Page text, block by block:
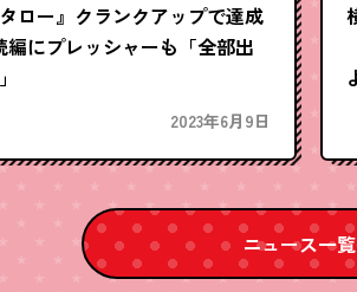
ロー』クランクアップで達成
編にプレッシャーも「全部出
2023年6月9日
ニュース一